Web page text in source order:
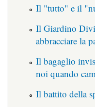
Il "tutto" e il
Il Giardino
abbracciare la
Il bagaglio
noi quando
Il battito della